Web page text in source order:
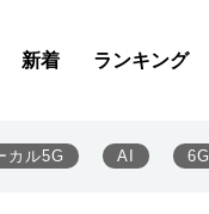
新着 ランキング
カル5G AI 6G